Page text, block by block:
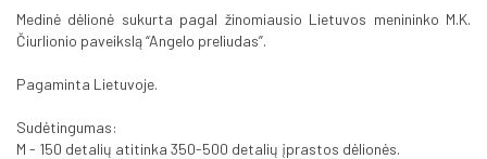
Medinė dėlionė sukurta pagal žinomiausio Lietuvos menininko M.K.
Čiurlionio paveikslą “Angelo preliudas”.
Pagaminta Lietuvoje.
Sudėtingumas:
M - 150 detalių atitinka 350-500 detalių įprastos dėlionės.